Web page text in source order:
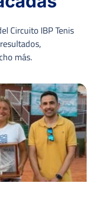
Circuito IBP Tenis
más.